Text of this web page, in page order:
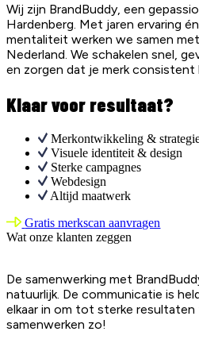
Wij zijn BrandBuddy, een
Hardenberg. Met jaren ervaring
mentaliteit werken we samen
Nederland. We schakelen snel,
en zorgen dat je merk
Klaar voor resultaat?
Merkontwikkeling &
Visuele identiteit & design
Sterke campagnes
Webdesign
Altijd maatwerk
Gratis merkscan aanvragen
Wat onze klanten zeggen
De samenwerking met
natuurlijk. De communicatie is
elkaar in om tot sterke
samenwerken zo!